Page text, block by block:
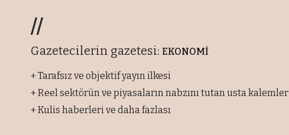
//
Gazetecilerin gazetesi: EKONOMİ
+ Tarafsız ve objektif yayın ilkesi
+ Reel sektörün ve piyasaların nabzını tutan usta kalemler
+ Kulis haberleri ve daha fazlası